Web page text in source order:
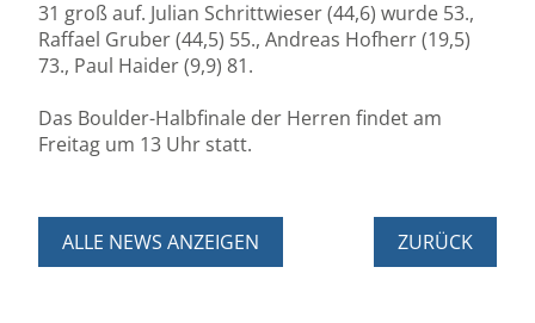
31 groß auf. Julian Schrittwieser (44,6) wurde 53.,
Raffael Gruber (44,5) 55., Andreas Hofherr (19,5)
73., Paul Haider (9,9) 81.
Das Boulder-Halbfinale der Herren findet am
Freitag um 13 Uhr statt.
ALLE NEWS ANZEIGEN ZURÜCK